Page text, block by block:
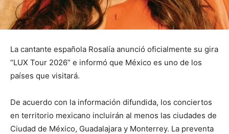
La cantante española Rosalía anunció oficialmente su gira
“LUX Tour 2026” e informó que México es uno de los
países que visitará.
De acuerdo con la información difundida, los conciertos
en territorio mexicano incluirán al menos las ciudades de
Ciudad de México, Guadalajara y Monterrey. La preventa